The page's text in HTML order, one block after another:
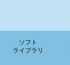
ソフト
ライブラリ